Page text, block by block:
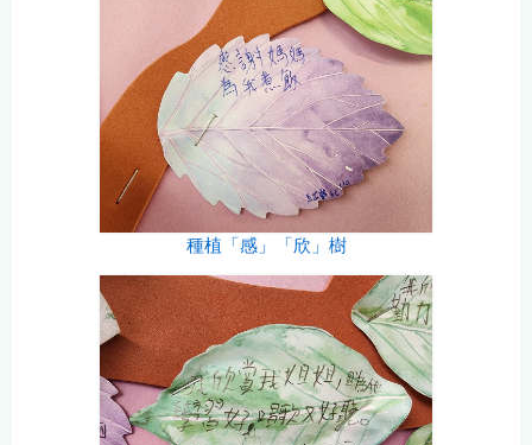
種植「感」「欣」樹